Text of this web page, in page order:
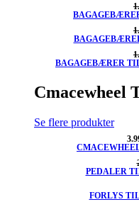
BAGAGEBÆRER
Cmacewheel
Se flere produkter
PEDALER
FORLYS